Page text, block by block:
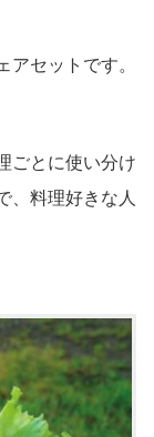
セットです。
ごとに使い分け
、料理好きな人